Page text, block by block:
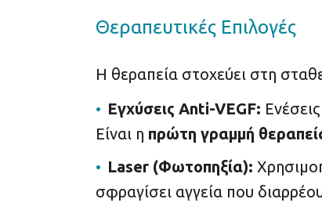
Θεραπευτικές Επιλογές
Η θεραπεία στοχεύει στη
Εγχύσεις Anti-VEGF:
Είναι η πρώτη γραμμή
Laser (Φωτοπηξία):
σφραγίσει αγγεία που